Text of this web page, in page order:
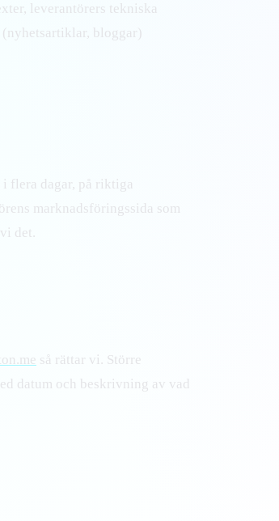
leverantörers tekniska
bloggar)
flera dagar, på riktiga
marknadsföringssida som
det.
så rättar vi. Större
datum och beskrivning av vad